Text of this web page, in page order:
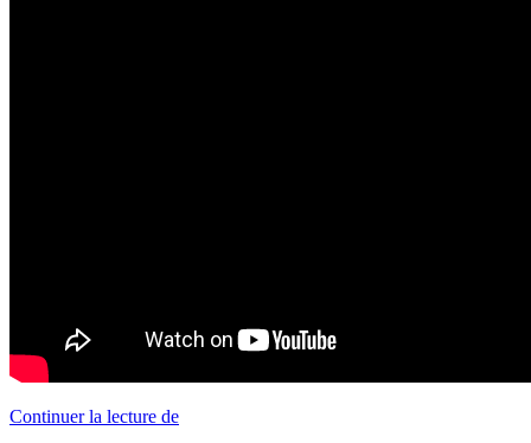
Continuer la lecture de« Baba